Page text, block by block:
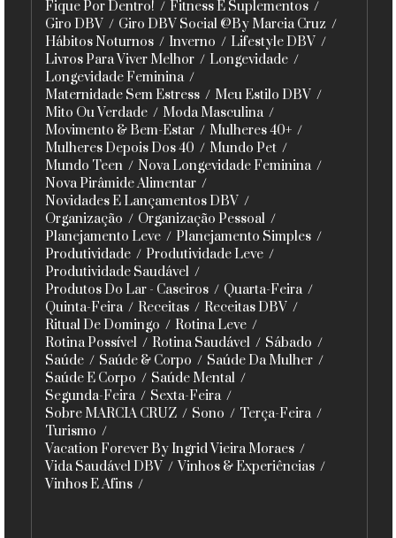
Fique Por Dentro!
Fitness E Suplementos
Giro DBV
Giro DBV Social @By Marcia Cruz
Hábitos Noturnos
Inverno
Lifestyle DBV
Livros Para Viver Melhor
Longevidade
Longevidade Feminina
Maternidade Sem Estress
Meu Estilo DBV
Mito Ou Verdade
Moda Masculina
Movimento & Bem-Estar
Mulheres 40+
Mulheres Depois Dos 40
Mundo Pet
Mundo Teen
Nova Longevidade Feminina
Nova Pirâmide Alimentar
Novidades E Lançamentos DBV
Organização
Organização Pessoal
Planejamento Leve
Planejamento Simples
Produtividade
Produtividade Leve
Produtividade Saudável
Produtos Do Lar - Caseiros
Quarta-Feira
Quinta-Feira
Receitas
Receitas DBV
Ritual De Domingo
Rotina Leve
Rotina Possível
Rotina Saudável
Sábado
Saúde
Saúde & Corpo
Saúde Da Mulher
Saúde E Corpo
Saúde Mental
Segunda-Feira
Sexta-Feira
Sobre MARCIA CRUZ
Sono
Terça-Feira
Turismo
Vacation Forever By Ingrid Vieira Moraes
Vida Saudável DBV
Vinhos & Experiências
Vinhos E Afins